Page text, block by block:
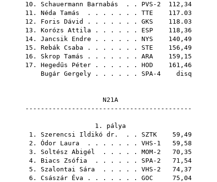
10. Schauermann Barnabás . . PVS-2 112,34
11. Néda Tamás . . . . . . . TTE 117.03
12. Foris Dávid . . . . . . . GKS 118.03
13. Korózs Attila . . . . . . ESP 118,36
14. Jancsik Endre . . . . . . NYS 140,49
15. Rebák Csaba . . . . . . . STE 156,49
16. Skrop Tamás . . . . . . . ARA 159,15
17. Hegedűs Péter . . . . . . HOD 161,46
Bugár Gergely . . . . . . SPA-4 disq
N21A
-------------------------------------------
1. pálya
1. Szerencsi Ildikó dr. . . SZTK 59,49
2. Ódor Laura . . . . . . . VHS-1 59,58
3. Soltész Abigél . . . . . MOM-2 70,35
4. Biacs Zsófia . . . . . . SPA-2 71,54
5. Szalontai Sára . . . . . VHS-2 74,37
6. Császár Éva . . . . . . . GOC 75,04